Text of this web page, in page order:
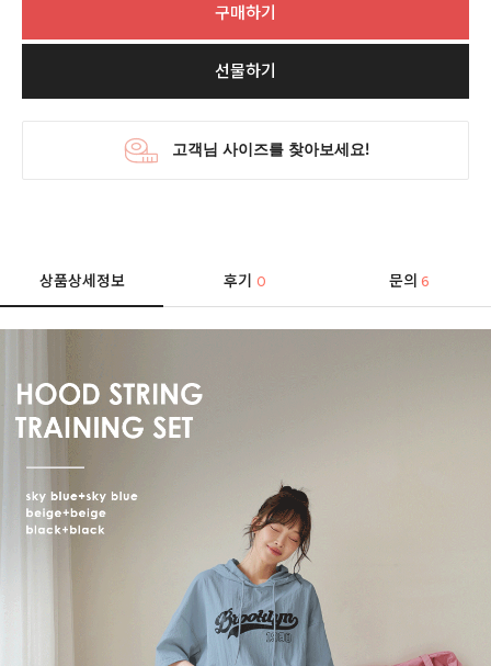
구매하기
선물하기
상품상세정보 후기0 문의 6